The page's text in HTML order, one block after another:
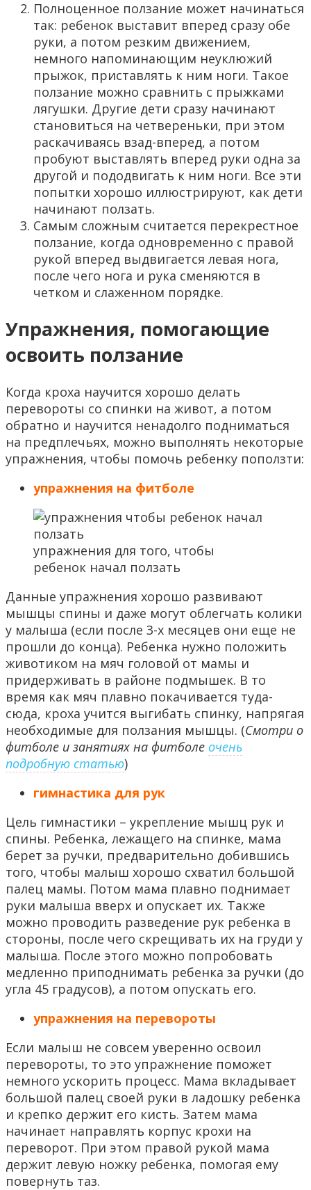
Полноценное ползание может начинаться
так: ребенок выставит вперед сразу обе
руки, а потом резким движением,
немного напоминающим неуклюжий
прыжок, приставлять к ним ноги. Такое
ползание можно сравнить с прыжками
лягушки. Другие дети сразу начинают
становиться на четвереньки, при этом
раскачиваясь взад-вперед, а потом
пробуют выставлять вперед руки одна за
другой и пододвигать к ним ноги. Все эти
попытки хорошо иллюстрируют, как дети
начинают ползать.
Самым сложным считается перекрестное
ползание, когда одновременно с правой
рукой вперед выдвигается левая нога,
после чего нога и рука сменяются в
четком и слаженном порядке.
Упражнения, помогающие
освоить ползание
Когда кроха научится хорошо делать
перевороты со спинки на живот, а потом
обратно и научится ненадолго подниматься
на предплечьях, можно выполнять некоторые
упражнения, чтобы помочь ребенку поползти:
упражнения на фитболе
упражнения для того, чтобы
ребенок начал ползать
Данные упражнения хорошо развивают
мышцы спины и даже могут облегчать колики
у малыша (если после 3-х месяцев они еще не
прошли до конца). Ребенка нужно положить
животиком на мяч головой от мамы и
придерживать в районе подмышек. В то
время как мяч плавно покачивается туда-
сюда, кроха учится выгибать спинку, напрягая
необходимые для ползания мышцы. (Смотри о
фитболе и занятиях на фитболе очень
подробную статью)
гимнастика для рук
Цель гимнастики – укрепление мышц рук и
спины. Ребенка, лежащего на спинке, мама
берет за ручки, предварительно добившись
того, чтобы малыш хорошо схватил большой
палец мамы. Потом мама плавно поднимает
руки малыша вверх и опускает их. Также
можно проводить разведение рук ребенка в
стороны, после чего скрещивать их на груди у
малыша. После этого можно попробовать
медленно приподнимать ребенка за ручки (до
угла 45 градусов), а потом опускать его.
упражнения на перевороты
Если малыш не совсем уверенно освоил
перевороты, то это упражнение поможет
немного ускорить процесс. Мама вкладывает
большой палец своей руки в ладошку ребенка
и крепко держит его кисть. Затем мама
начинает направлять корпус крохи на
переворот. При этом правой рукой мама
держит левую ножку ребенка, помогая ему
повернуть таз.